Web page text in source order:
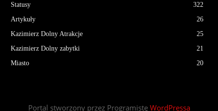
Statusy
322
Artykuły
26
Kazimierz Dolny Atrakcje
25
Kazimierz Dolny zabytki
21
Miasto
20
Portal stworzony przez Programistę WordPressa